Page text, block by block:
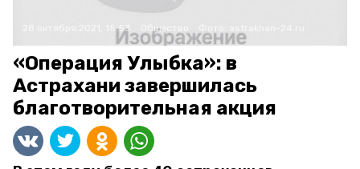
28 октября 2021, 15:53 Общество
«Операция Улыбка»: в
Астрахани завершилась
благотворительная акция